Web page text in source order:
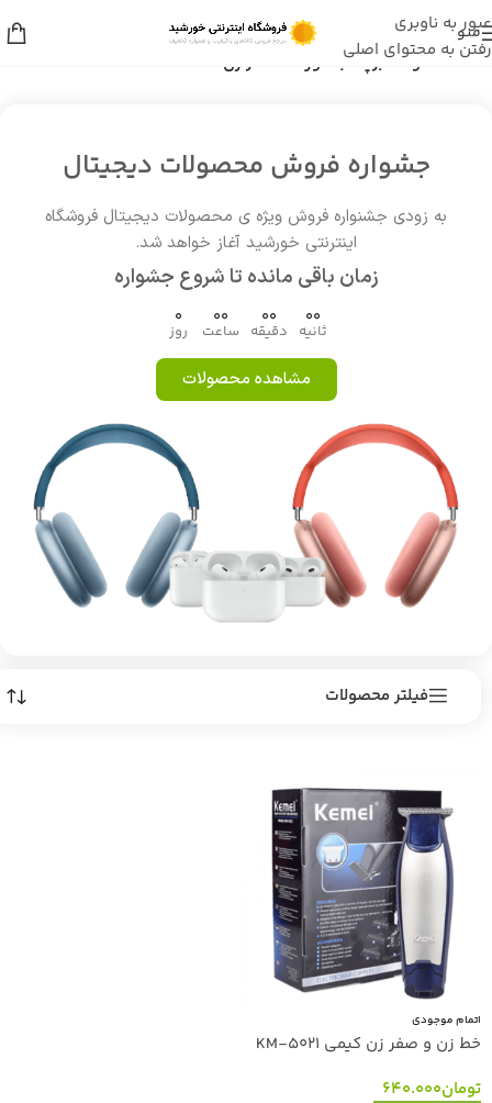
عبور به ناوبری
رفتن به محتوای اصلی
منو
خانه/ محصولات برچسب خورده “صفر زن kemei”
جشواره فروش محصولات دیجیتال
به زودی جشنواره فروش ویژه ی محصولات دیجیتال فروشگاه
اینترنتی خورشید آغاز خواهد شد.
زمان باقی مانده تا شروع جشواره
0
روز
00
ساعت
00
دقیقه
00
ثانیه
مشاهده محصولات
فیلتر محصولات
اتمام موجودی
خط زن و صفر زن کیمی KM-5021
تومان640.000